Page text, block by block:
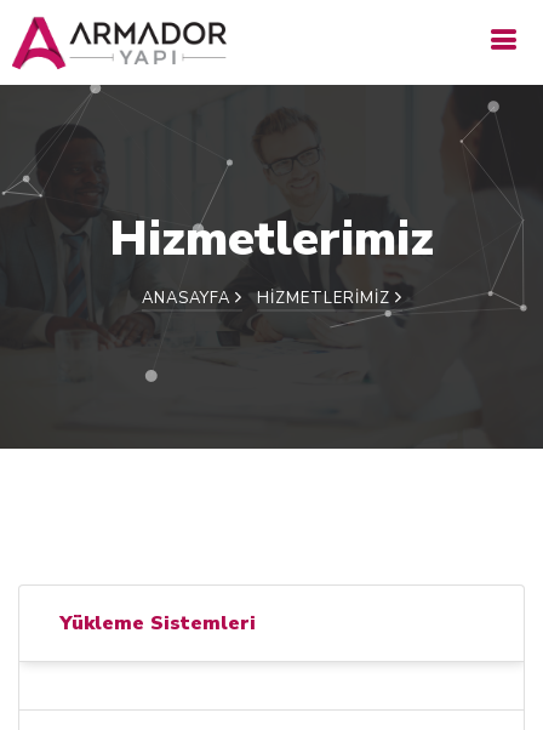
Hizmetlerimiz
ANASAYFA HIZMETLERIMIZ
Yükleme Sistemleri